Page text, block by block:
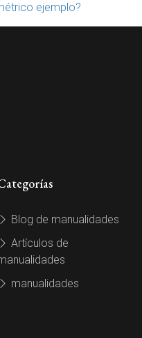
ejemplo?
Blog de manualidades
Artículos de
manualidades